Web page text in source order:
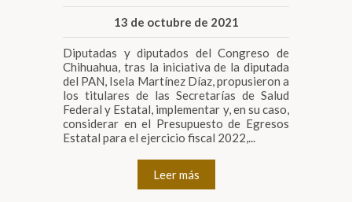
13 de octubre de 2021
Diputadas y diputados del Congreso de
Chihuahua, tras la iniciativa de la diputada
del PAN, Isela Martínez Díaz, propusieron a
los titulares de las Secretarías de Salud
Federal y Estatal, implementar y, en su caso,
considerar en el Presupuesto de Egresos
Estatal para el ejercicio fiscal 2022,...
Leer más